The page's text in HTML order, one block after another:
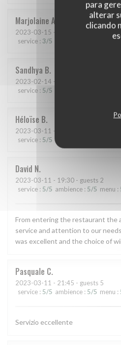
para
alterar
clicando
Marjolaine A
2023-03-15 - 19:30 - guests 2
service : 3/5 menu:
Sandhya B
2023-02-14 - 21:00 - guests 2
service : 5/5
Héloïse B
2023-03-11 - 21:30 - guests 2
service : 5/5
David N
2023-03-11 - 19:30 - guests 2
service : 5/5 ambience : 5/5 menu :
From entering the restaurant the
service and attention to our
was excellent and the choice of
Pasquale C
2023-03-11 - 21:45 - guests 5
service : 5/5 ambience : 5/5 menu :
Servizio eccellente